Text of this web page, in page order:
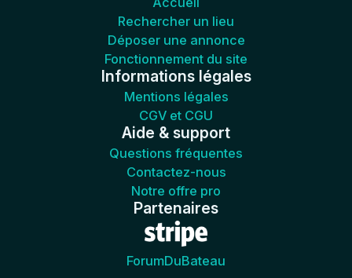
Rechercher un lieu
Déposer une annonce
Fonctionnement du site
Informations légales
Mentions légales
CGV et CGU
Aide & support
Questions fréquentes
Contactez-nous
Notre offre pro
Partenaires
ForumDuBateau